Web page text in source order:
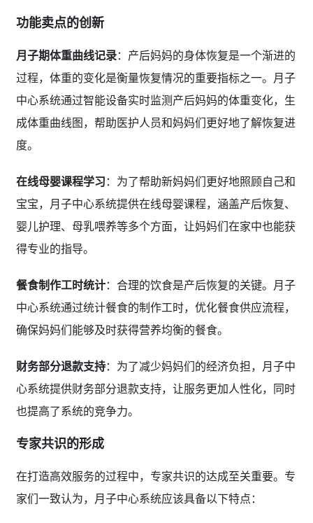
功能卖点的创新
月子期体重曲线记录：产后妈妈的身体恢复是一个渐进的
过程，体重的变化是衡量恢复情况的重要指标之一。月子
中心系统通过智能设备实时监测产后妈妈的体重变化，生
成体重曲线图，帮助医护人员和妈妈们更好地了解恢复进
度。
在线母婴课程学习：为了帮助新妈妈们更好地照顾自己和
宝宝，月子中心系统提供在线母婴课程，涵盖产后恢复、
婴儿护理、母乳喂养等多个方面，让妈妈们在家中也能获
得专业的指导。
餐食制作工时统计：合理的饮食是产后恢复的关键。月子
中心系统通过统计餐食的制作工时，优化餐食供应流程，
确保妈妈们能够及时获得营养均衡的餐食。
财务部分退款支持：为了减少妈妈们的经济负担，月子中
心系统提供财务部分退款支持，让服务更加人性化，同时
也提高了系统的竞争力。
专家共识的形成
在打造高效服务的过程中，专家共识的达成至关重要。专
家们一致认为，月子中心系统应该具备以下特点：